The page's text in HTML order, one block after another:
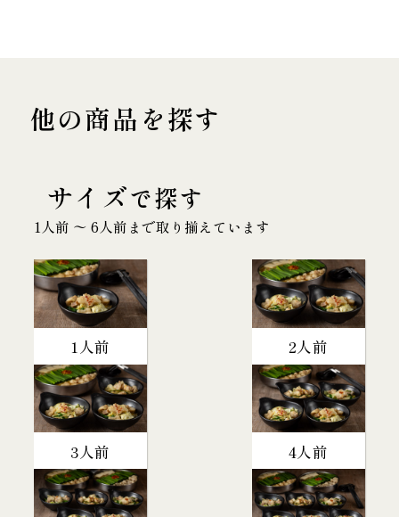
他の商品を探す
サイズで探す
1人前 〜 6人前まで取り揃えています
1人前 2人前
3人前 4人前